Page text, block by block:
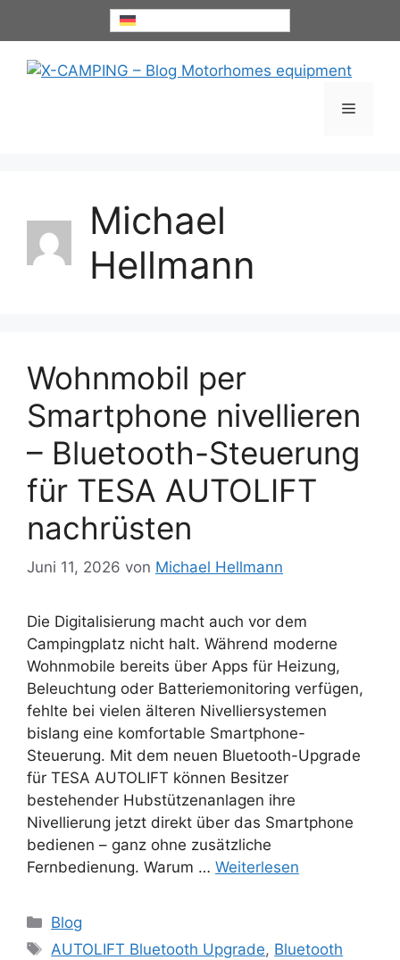
Menü
Michael
Hellmann
Wohnmobil per
Smartphone nivellieren
– Bluetooth-Steuerung
für TESA AUTOLIFT
nachrüsten
Juni 11, 2026 von Michael Hellmann
Die Digitalisierung macht auch vor dem
Campingplatz nicht halt. Während moderne
Wohnmobile bereits über Apps für Heizung,
Beleuchtung oder Batteriemonitoring verfügen,
fehlte bei vielen älteren Nivelliersystemen
bislang eine komfortable Smartphone-
Steuerung. Mit dem neuen Bluetooth-Upgrade
für TESA AUTOLIFT können Besitzer
bestehender Hubstützenanlagen ihre
Nivellierung jetzt direkt über das Smartphone
bedienen – ganz ohne zusätzliche
Fernbedienung. Warum … Weiterlesen
Kategorien
Blog
Schlagwörter
AUTOLIFT Bluetooth Upgrade, Bluetooth